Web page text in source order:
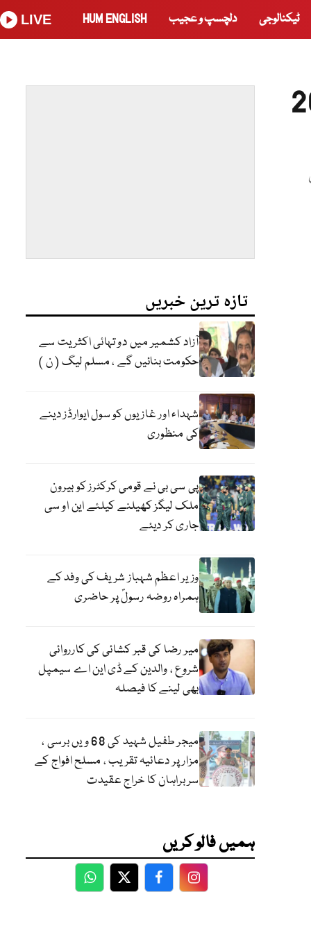
ٹیکنالوجی دلچسپ و عجیب HUM ENGLISH
LIVE
کوشش؛ 200
تازہ ترین خبریں
آزاد کشمیر میں دو تہائی اکثریت سے
حکومت بنائیں گے ، مسلم لیگ ( ن )
شہداء اور غازیوں کو سول ایوارڈز دینے
کی منظوری
پی سی بی نے قومی کرکٹرز کو بیرون
ملک لیگز کھیلنے کیلئے این او سی
جاری کر دیئے
وزیر اعظم شہباز شریف کی وفد کے
ہمراہ روضہ رسولؐ پر حاضری
میر رضا کی قبر کشائی کی کارروائی
شروع ، والدین کے ڈی این اے سیمپل
بھی لینے کا فیصلہ
میجر طفیل شہید کی 68 ویں برسی ،
مزار پر دعائیہ تقریب ، مسلح افواج کے
سربراہان کا خراج عقیدت
ہمیں فالو کریں
WhatsApp
TwitterFacebookFacebook